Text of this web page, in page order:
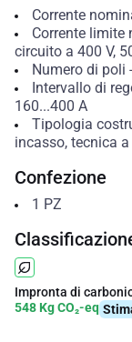
Corrente
Corrente limite
circuito a 400 V,
Numero di poli -
Intervallo di
160...400 A
Tipologia
incasso, tecnica
Confezione
1 PZ
Impronta di
548 Kg CO₂-eq